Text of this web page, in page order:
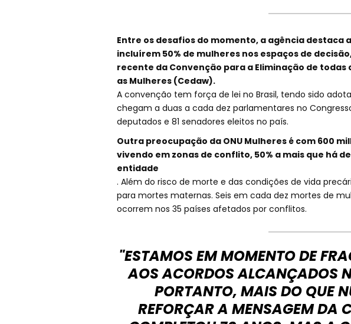
Entre os desafios do momento, a agência destaca
incluírem 50% de mulheres nos espaços de
recente da Convenção para a Eliminação de todas
as Mulheres (Cedaw).
A convenção tem força de lei no Brasil, tendo sido
chegam a duas a cada dez parlamentares no
deputados e 81 senadores eleitos no país.
Outra preocupação da ONU Mulheres é com 600
vivendo em zonas de conflito, 50% a mais que há
entidade
. Além do risco de morte e das condições de vida
para mortes maternas. Seis em cada dez mortes de
ocorrem nos 35 países afetados por conflitos.
"ESTAMOS EM MOMENTO DE
AOS ACORDOS ALCANÇADOS
PORTANTO, MAIS DO QUE
REFORÇAR A MENSAGEM DA